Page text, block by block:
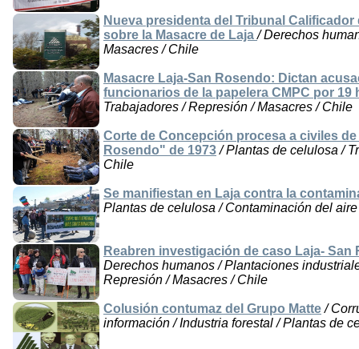
Nueva presidenta del Tribunal
sobre la Masacre de Laja/ Derechos
Masacres / Chile
Masacre Laja-San Rosendo: Dictan
funcionarios de la papelera CMPC por 19
Trabajadores / Represión / Masacres / Chile
Corte de Concepción procesa a civiles
Rosendo" de 1973/ Plantas de celulosa /
Chile
Se manifiestan en Laja contra la
Plantas de celulosa / Contaminación del
Reabren investigación de caso Laja-
Derechos humanos / Plantaciones
Represión / Masacres / Chile
Colusión contumaz del Grupo Matte/
información / Industria forestal / Plantas de